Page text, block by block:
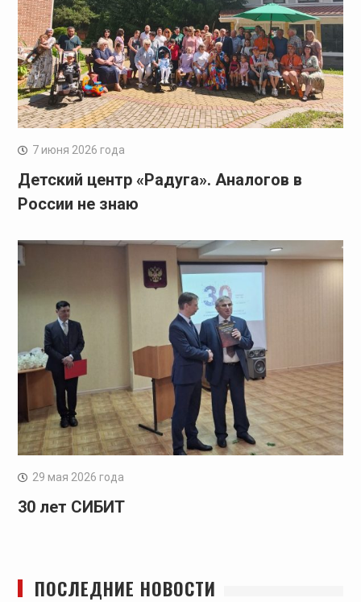
7 июня 2026 года
Детский центр «Радуга». Аналогов в
России не знаю
29 мая 2026 года
30 лет СИБИТ
ПОСЛЕДНИЕ НОВОСТИ